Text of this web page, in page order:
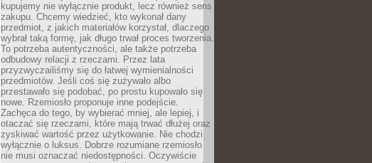
kupujemy nie wyłącznie produkt, lecz również sens
zakupu. Chcemy wiedzieć, kto wykonał dany
przedmiot, z jakich materiałów korzystał, dlaczego
wybrał taką formę, jak długo trwał proces tworzenia.
To potrzeba autentyczności, ale także potrzeba
odbudowy relacji z rzeczami. Przez lata
przyzwyczailiśmy się do łatwej wymienialności
przedmiotów. Jeśli coś się zużywało albo
przestawało się podobać, po prostu kupowało się
nowe. Rzemiosło proponuje inne podejście.
Zachęca do tego, by wybierać mniej, ale lepiej, i
otaczać się rzeczami, które mają trwać dłużej oraz
zyskiwać wartość przez użytkowanie. Nie chodzi
wyłącznie o luksus. Dobrze rozumiane rzemiosło
nie musi oznaczać niedostępności. Oczywiście